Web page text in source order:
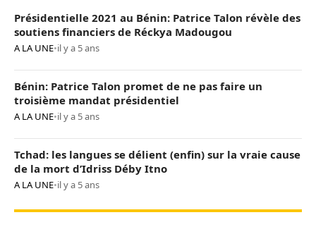
Présidentielle 2021 au Bénin: Patrice Talon révèle des
soutiens financiers de Réckya Madougou
A LA UNE•il y a 5 ans
Bénin: Patrice Talon promet de ne pas faire un
troisième mandat présidentiel
A LA UNE•il y a 5 ans
Tchad: les langues se délient (enfin) sur la vraie cause
de la mort d’Idriss Déby Itno
A LA UNE•il y a 5 ans